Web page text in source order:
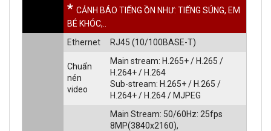
* CẢNH BÁO TIẾNG ỒN NHƯ: TIẾNG SÚNG, EM
BÉ KHÓC,..
Ethernet RJ45 (10/100BASE-T)
Chuẩn
nén
video
Main stream: H.265+ / H.265 /
H.264+ / H.264
Sub-stream: H.265+ / H.265 /
H.264+ / H.264 / MJPEG
Main Stream: 50/60Hz: 25fps
8MP(3840x2160),